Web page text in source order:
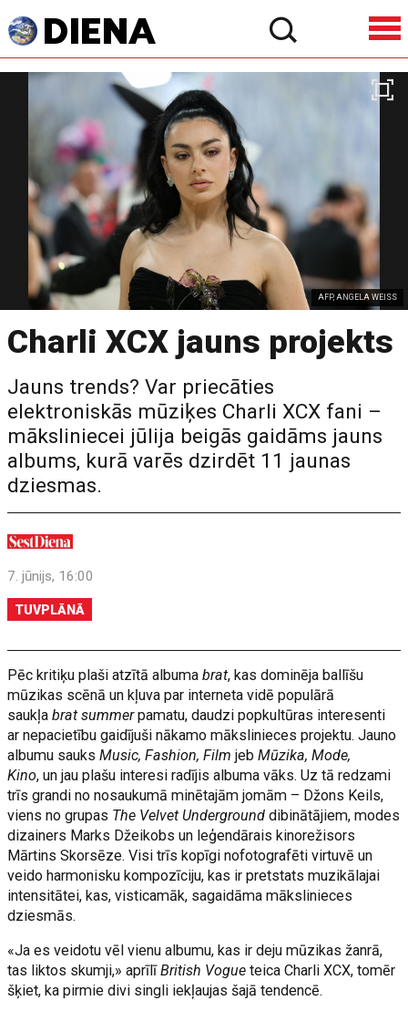
AFP, ANGELA WEISS
Charli XCX jauns projekts
Jauns trends? Var priecāties
elektroniskās mūziķes Charli XCX fani –
māksliniecei jūlija beigās gaidāms jauns
albums, kurā varēs dzirdēt 11 jaunas
dziesmas.
7. jūnijs, 16:00
TUVPLĀNĀ
Pēc kritiķu plaši atzītā albumabrat, kas dominēja ballīšu
mūzikas scēnā un kļuva par interneta vidē populārā
saukļabrat summerpamatu, daudzi popkultūras interesenti
ar nepacietību gaidījuši nākamo mākslinieces projektu. Jauno
albumu sauksMusic, Fashion, FilmjebMūzika, Mode,
Kino, un jau plašu interesi radījis albuma vāks. Uz tā redzami
trīs grandi no nosaukumā minētajām jomām – Džons Keils,
viens no grupas The Velvet Underground dibinātājiem, modes
dizainers Marks Džeikobs un leģendārais kinorežisors
Mārtins Skorsēze. Visi trīs kopīgi nofotografēti virtuvē un
veido harmonisku kompozīciju, kas ir pretstats muzikālajai
intensitātei, kas, visticamāk, sagaidāma mākslinieces
dziesmās.
«Ja es veidotu vēl vienu albumu, kas ir deju mūzikas žanrā,
tas liktos skumji,» aprīlīBritish Vogueteica Charli XCX, tomēr
šķiet, ka pirmie divi singli iekļaujas šajā tendencē.